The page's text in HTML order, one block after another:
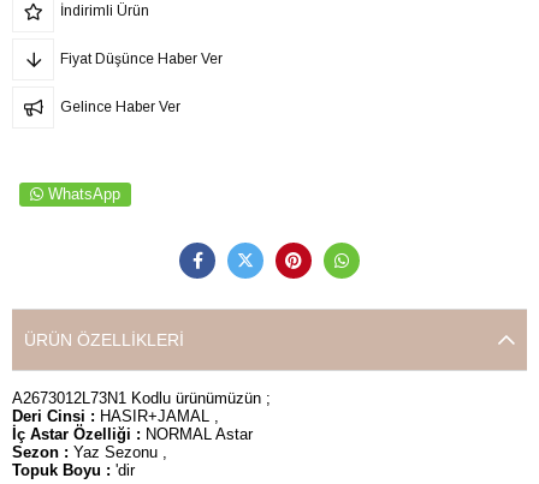
İndirimli Ürün
Fiyat Düşünce Haber Ver
Gelince Haber Ver
WhatsApp
ÜRÜN ÖZELLIKLERI
A2673012L73N1 Kodlu ürünümüzün ;
Deri Cinsi : HASIR+JAMAL ,
İç Astar Özelliği : NORMAL Astar
Sezon : Yaz Sezonu ,
Topuk Boyu : 'dir